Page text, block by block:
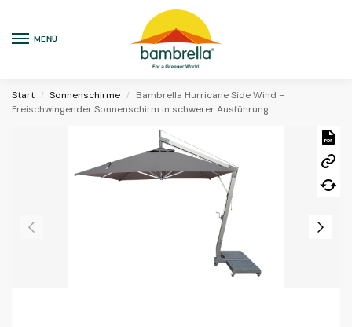
MENÜ
Start / Sonnenschirme /
Bambrella Hurricane Side Wind –
Freischwingender Sonnenschirm in schwerer Ausführung